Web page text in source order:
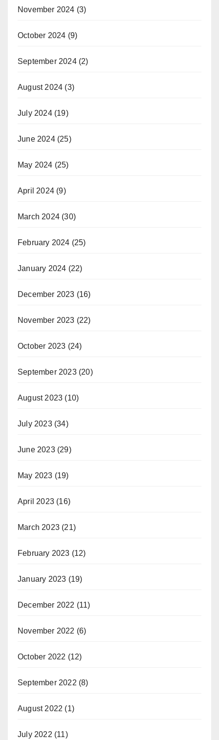
November 2024 (3)
October 2024 (9)
September 2024(2)
August 2024 (3)
July 2024(19)
June 2024(25)
May 2024 (25)
April 2024 (9)
March 2024 (30)
February 2024 (25)
January 2024 (22)
December 2023 (16)
November 2023 (22)
October 2023 (24)
September 2023(20)
August 2023 (10)
July 2023(34)
June 2023(29)
May 2023 (19)
April 2023 (16)
March 2023 (21)
February 2023 (12)
January 2023 (19)
December 2022 (11)
November 2022 (6)
October 2022 (12)
September 2022 (8)
August 2022 (1)
July 2022 (11)